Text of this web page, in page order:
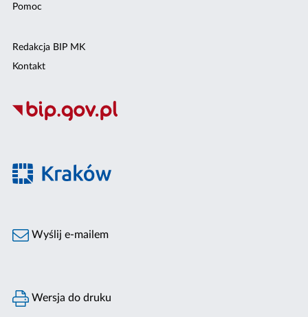
Pomoc
Redakcja BIP MK
Kontakt
Wyślij e-mailem
Wersja do druku